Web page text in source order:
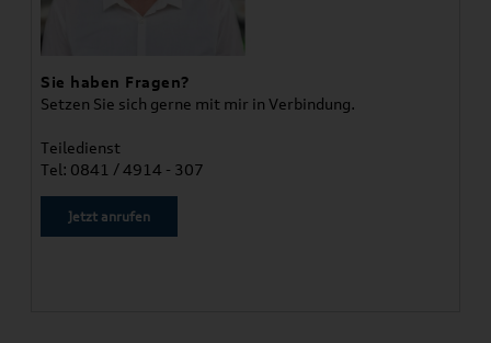
Sie haben Fragen?
Setzen Sie sich gerne mit mir in Verbindung.
Teiledienst
Tel: 0841 / 4914 - 307
Jetzt anrufen